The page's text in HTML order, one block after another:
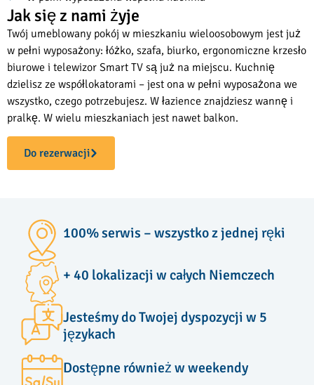
Jak się z nami żyje
Twój umeblowany pokój w mieszkaniu wieloosobowym jest już
w pełni wyposażony: łóżko, szafa, biurko, ergonomiczne krzesło
biurowe i telewizor Smart TV są już na miejscu. Kuchnię
dzielisz ze współlokatorami – jest ona w pełni wyposażona we
wszystko, czego potrzebujesz. W łazience znajdziesz wannę i
pralkę. W wielu mieszkaniach jest nawet balkon.
Do rezerwacji
100% serwis – wszystko z jednej ręki
+ 40 lokalizacji w całych Niemczech
Jesteśmy do Twojej dyspozycji w 5
językach
Dostępne również w weekendy